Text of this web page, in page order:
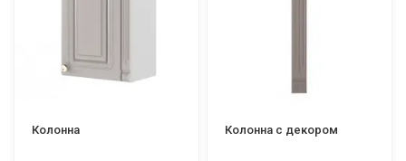
Колонна Колонна с декором